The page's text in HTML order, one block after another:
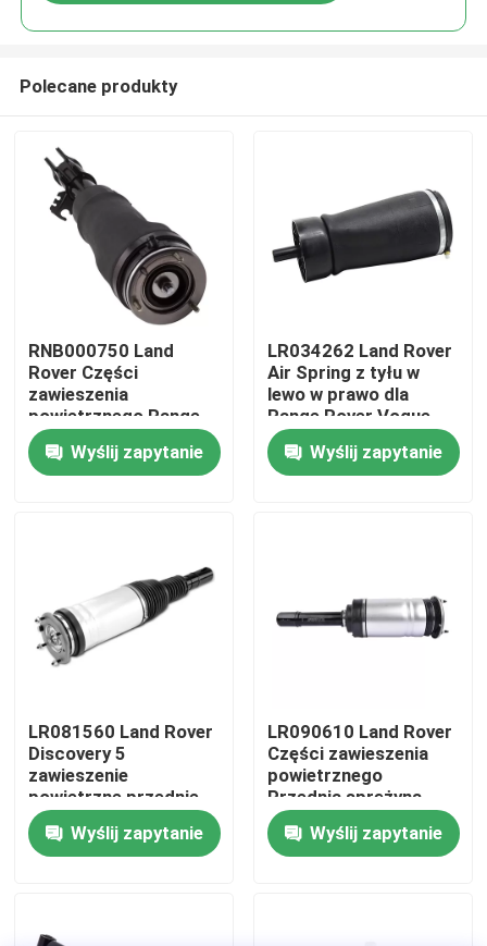
Produkty
Filmy
Wycieczka po fabryce
Kontrola jakości
Skontaktuj się z nami
Aktualności
System zawieszenia powietrznego samochodu
Polecane produkty
RNB000750 Land
Rover Części
zawieszenia
powietrznego Range
Rover L322 Przedni
amortyzator
Wyślij zapytanie
LR034262 Land Rover
Air Spring z tyłu w
lewo w prawo dla
Range Rover Vogue
L405
Wyślij zapytanie
LR081560 Land Rover
Discovery 5
zawieszenie
powietrzne przednie
lewy amortyzator z
ADS Wyślij zapytanie
LR090610 Land Rover
Części zawieszenia
powietrznego
Przednia sprężyna
powietrzna dla Range
RoverWyślij zapytanie